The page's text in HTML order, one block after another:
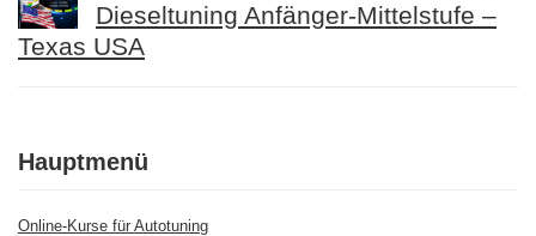
Dieseltuning Anfänger-Mittelstufe –
Texas USA
Hauptmenü
Online-Kurse für Autotuning